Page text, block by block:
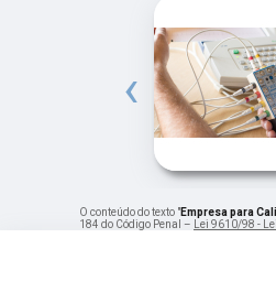
‹
O conteúdo do texto "Empresa para
184 do Código Penal – Lei 9610/98 -